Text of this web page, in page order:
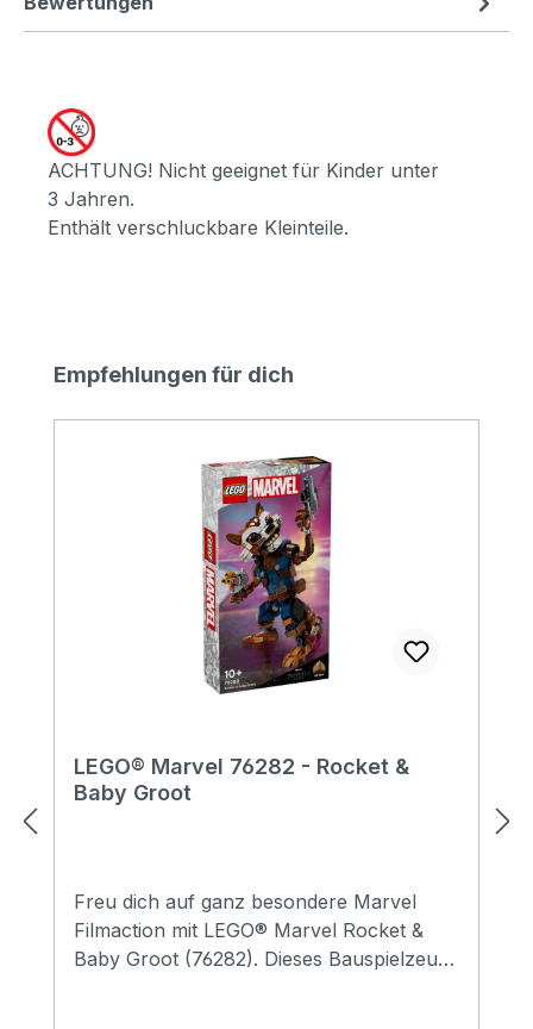
ACHTUNG! Nicht geeignet für Kinder unter
3 Jahren.
Enthält verschluckbare Kleinteile.
Produktgalerie überspringen
Empfehlungen für dich
LEGO® Marvel 76282 - Rocket &
Baby Groot
Freu dich auf ganz besondere Marvel
Filmaction mit LEGO® Marvel Rocket &
Baby Groot (76282). Dieses Bauspielzeug